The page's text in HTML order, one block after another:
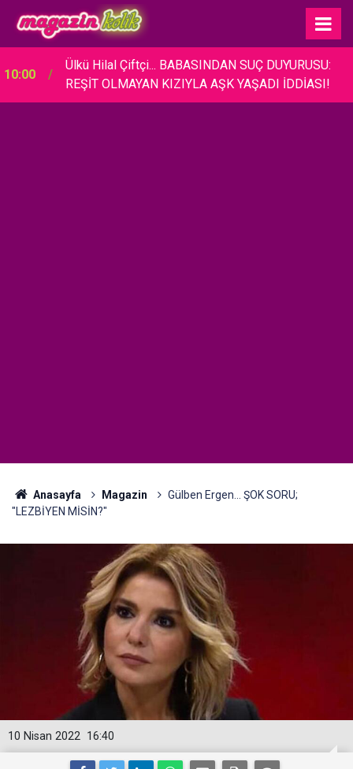
10:00
Ülkü Hilal Çiftçi... BABASINDAN SUÇ DUYURUSU:
REŞİT OLMAYAN KIZIYLA AŞK YAŞADI İDDİASI!
Anasayfa Magazin
Gülben Ergen... ŞOK SORU;
"LEZBİYEN MİSİN?"
16:40
10 Nisan 2022